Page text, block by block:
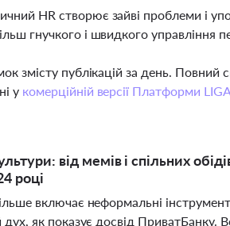
HR створює зайві проблеми і
гнучкого і швидкого управління
змісту публікацій за день.
у комерційній версії Платформи
від мемів і спільних
році
включає неформальні
як показує досвід ПриватБанку.